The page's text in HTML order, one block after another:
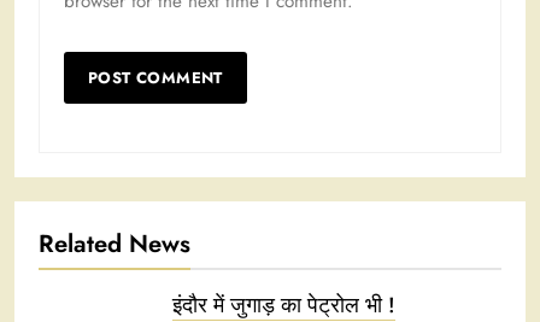
Related News
इंदौर में जुगाड़ का पेट्रोल भी !